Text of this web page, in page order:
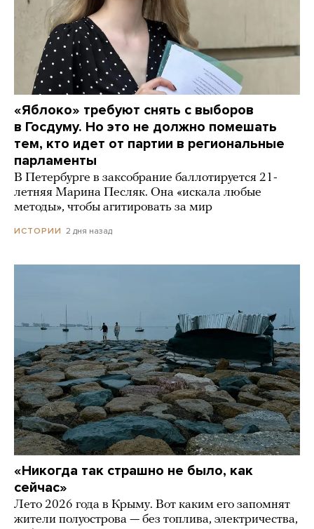
«Яблоко» требуют снять с выборов
в Госдуму. Но это не должно помешать
тем, кто идет от партии в региональные
парламенты
В Петербурге в заксобрание баллотируется 21-
летняя Марина Песляк. Она «искала любые
методы», чтобы агитировать за мир
ИСТОРИИ 2 дня назад
«Никогда так страшно не было, как
сейчас»
Лето 2026 года в Крыму. Вот каким его запомнят
жители полуострова — без топлива, электричества,